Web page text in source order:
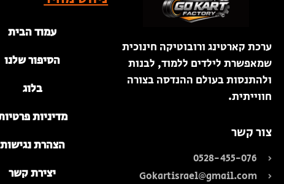
ערכת קארטינג ורובוטיקה חינוכית
שמאפשרת לילדים ללמוד, לבנות
ולהתנסות בעולם ההנדסה בצורה
חווייתית.
צור קשר
0528-455-076
Gokartisrael@gmail.com
עמוד הבית
הסיפור שלנו
בלוג
מדיניות
הצהרת נגישות
יצירת קשר